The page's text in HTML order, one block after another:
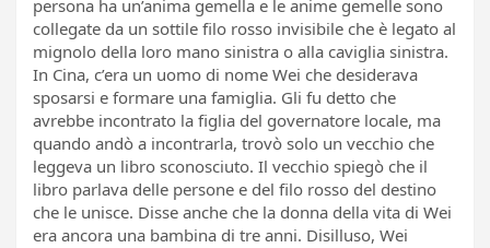
persona ha un’anima gemella e le anime gemelle sono
collegate da un sottile filo rosso invisibile che è legato al
mignolo della loro mano sinistra o alla caviglia sinistra.
In Cina, c’era un uomo di nome Wei che desiderava
sposarsi e formare una famiglia. Gli fu detto che
avrebbe incontrato la figlia del governatore locale, ma
quando andò a incontrarla, trovò solo un vecchio che
leggeva un libro sconosciuto. Il vecchio spiegò che il
libro parlava delle persone e del filo rosso del destino
che le unisce. Disse anche che la donna della vita di Wei
era ancora una bambina di tre anni. Disilluso, Wei